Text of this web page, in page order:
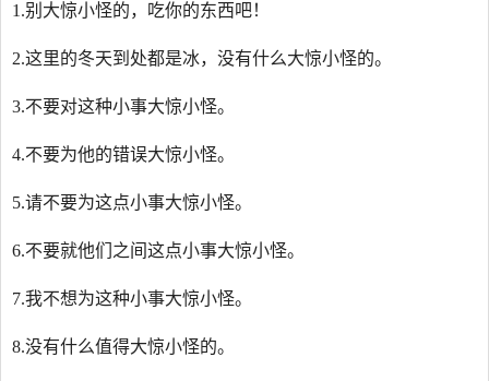
1.别大惊小怪的，吃你的东西吧！
2.这里的冬天到处都是冰，没有什么大惊小怪的。
3.不要对这种小事大惊小怪。
4.不要为他的错误大惊小怪。
5.请不要为这点小事大惊小怪。
6.不要就他们之间这点小事大惊小怪。
7.我不想为这种小事大惊小怪。
8.没有什么值得大惊小怪的。